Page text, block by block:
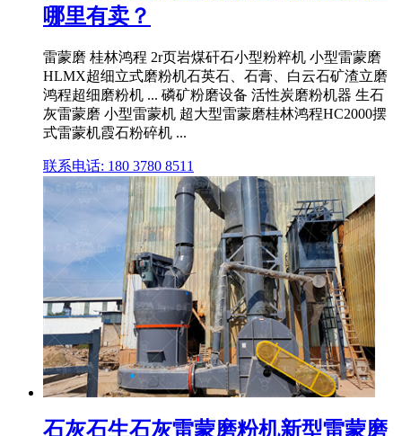
哪里有卖？
雷蒙磨 桂林鸿程 2r页岩煤矸石小型粉粹机 小型雷蒙磨
HLMX超细立式磨粉机石英石、石膏、白云石矿渣立磨
鸿程超细磨粉机 ... 磷矿粉磨设备 活性炭磨粉机器 生石
灰雷蒙磨 小型雷蒙机 超大型雷蒙磨桂林鸿程HC2000摆
式雷蒙机霞石粉碎机 ...
联系电话: 180 3780 8511
石灰石生石灰雷蒙磨粉机新型雷蒙磨